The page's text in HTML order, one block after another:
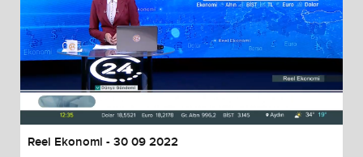
Reel Ekonomi - 30 09 2022